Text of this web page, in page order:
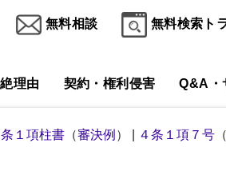
無料相談 無料検索ト
理由 契約・権利侵害 Q&A・
条１項柱書 （審決例 ） | ４条１項７号 （